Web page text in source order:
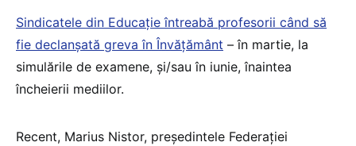
Sindicatele din Educație întreabă profesorii când să
fie declanșată greva în Învățământ – în martie, la
simulările de examene, și/sau în iunie, înaintea
încheierii mediilor.
Recent, Marius Nistor, președintele Federației